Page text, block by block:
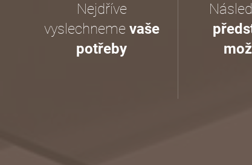
Nejdříve
vyslechneme vaše
potřeby